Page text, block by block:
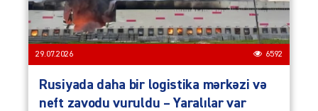
29.07.2026 6592
Rusiyada daha bir logistika mərkəzi və
neft zavodu vuruldu – Yaralılar var